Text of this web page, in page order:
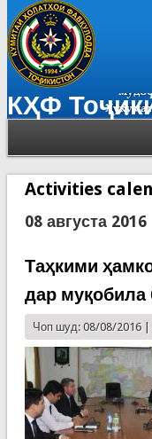
КҲФ
Activities
08 августа 2016
Таҳкими
дар муқобила
Чоп шуд: 08/08/2016 |